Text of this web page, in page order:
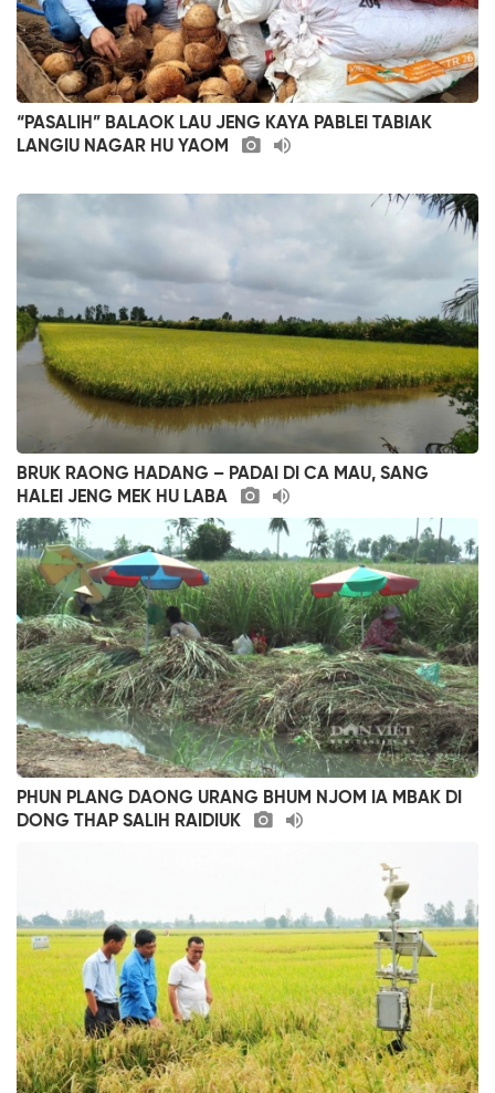
“PASALIH” BALAOK LAU JENG KAYA PABLEI TABIAK
LANGIU NAGAR HU YAOM
BRUK RAONG HADANG – PADAI DI CA MAU, SANG
HALEI JENG MEK HU LABA
PHUN PLANG DAONG URANG BHUM NJOM IA MBAK DI
DONG THAP SALIH RAIDIUK